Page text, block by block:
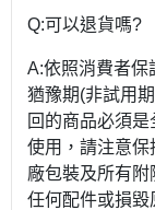
Q:可以退貨嗎?
A:依照消費者保
猶豫期(非試用
回的商品必須
使用，請注意保
廠包裝及所有
任何配件或損